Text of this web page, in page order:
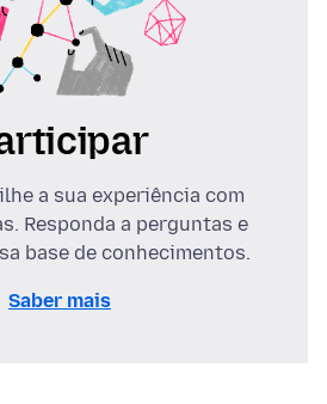
a sua experiência com
Responda a perguntas e
base de conhecimentos.
Saber mais